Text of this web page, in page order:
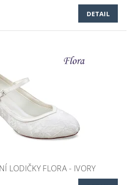
DETAIL
LODIČKY FLORA - IVORY